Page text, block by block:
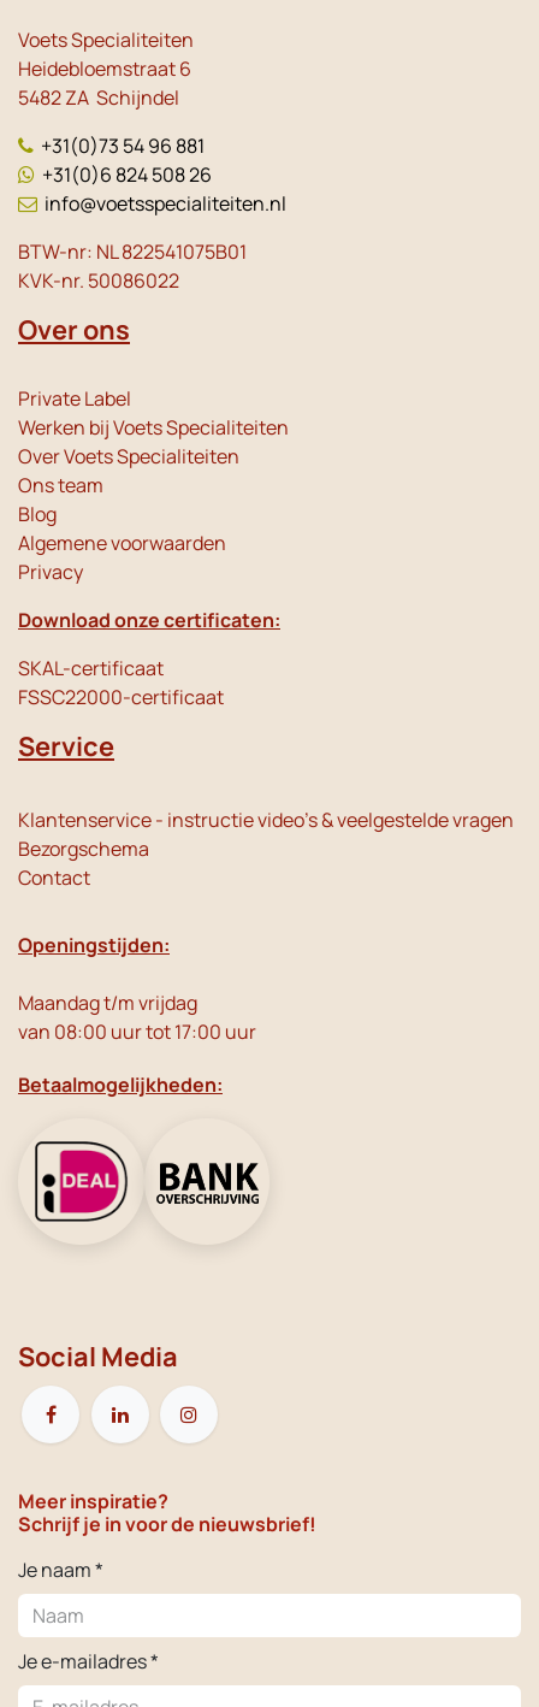
Voets Specialiteiten
Heidebloemstraat 6
5482 ZA Schijndel
+31(0)73 54 96 881
+31(0)6 824 508 26
info@voetsspecialiteiten.nl
BTW-nr: NL 822541075B01
KVK-nr. 50086022
Over ons
Private Label
Werken bij Voets Specialiteiten
Over Voets Specialiteiten
Ons team
Blog
Algemene voorwaarden
Privacy
Download onze certificaten:
SKAL-certificaat
FSSC22000-certificaat
Service
Klantenservice - instructie video's & veelgestelde vragen
Bezorgschema
Contact
Openingstijden:
Maandag t/m vrijdag
van 08:00 uur tot 17:00 uur
Betaalmogelijkheden:
Social Media
Meer inspiratie?
Schrijf je in voor de nieuwsbrief!
Je naam *
Je e-mailadres *